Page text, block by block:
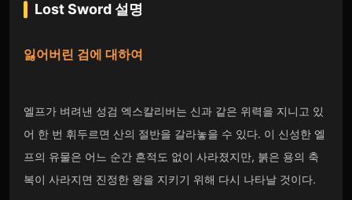
Lost Sword설명
잃어버린 검에 대하여
엘프가 벼려낸 성검 엑스칼리버는 신과 같은 위력을 지니고 있
어 한 번 휘두르면 산의 절반을 갈라놓을 수 있다. 이 신성한 엘
프의 유물은 어느 순간 흔적도 없이 사라졌지만, 붉은 용의 축
복이 사라지면 진정한 왕을 지키기 위해 다시 나타날 것이다.